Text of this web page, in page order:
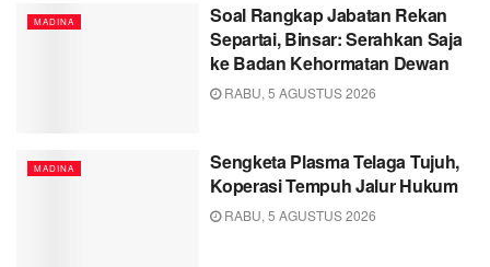
MADINA
Soal Rangkap Jabatan Rekan
Separtai, Binsar: Serahkan Saja
ke Badan Kehormatan Dewan
RABU, 5 AGUSTUS 2026
MADINA
Sengketa Plasma Telaga Tujuh,
Koperasi Tempuh Jalur Hukum
RABU, 5 AGUSTUS 2026